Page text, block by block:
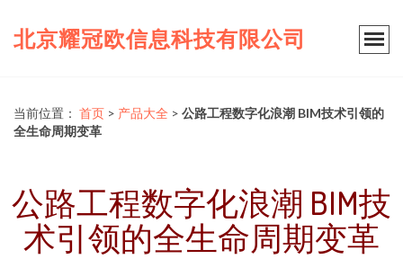
北京耀冠欧信息科技有限公司
当前位置： 首页 > 产品大全 > 公路工程数字化浪潮 BIM技术引领的
全生命周期变革
公路工程数字化浪潮 BIM技
术引领的全生命周期变革